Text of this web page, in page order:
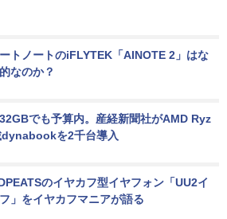
トノートのiFLYTEK「AINOTE 2」はな
なのか？
でも予算内。産経新聞社がAMD Ryz
を2千台導入
のイヤカフ型イヤフォン「UU2イ
」をイヤカフマニアが語る